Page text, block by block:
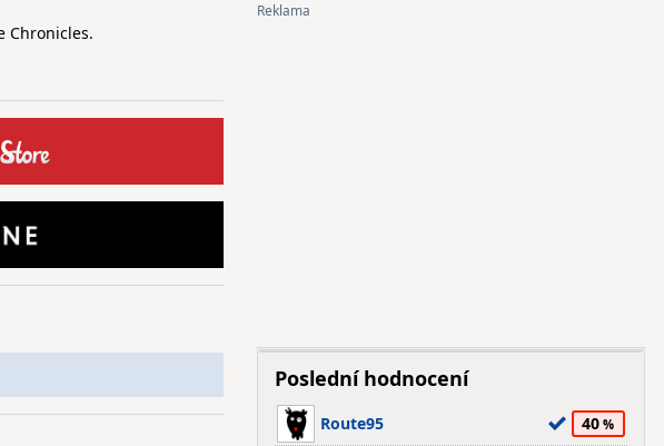
Chronicles.
Poslední hodnocení
Route95 40